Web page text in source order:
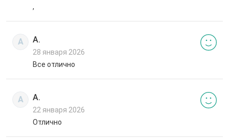
,
А А.
28 января 2026
Все отлично
А А.
22 января 2026
Отлично